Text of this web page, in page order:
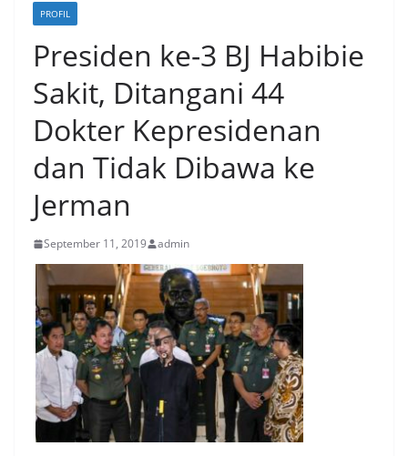
PROFIL
Presiden ke-3 BJ Habibie
Sakit, Ditangani 44
Dokter Kepresidenan
dan Tidak Dibawa ke
Jerman
September 11, 2019 admin